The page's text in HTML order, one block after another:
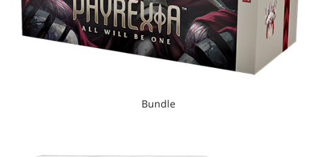
Bundle